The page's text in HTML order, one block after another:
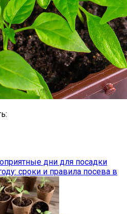
дни для посадки
сроки и правила посева в